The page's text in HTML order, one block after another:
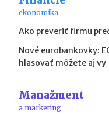
ekonomika
Ako preveriť firmu
Nové eurobankovky:
hlasovať môžete aj vy
Manažment
a marketing